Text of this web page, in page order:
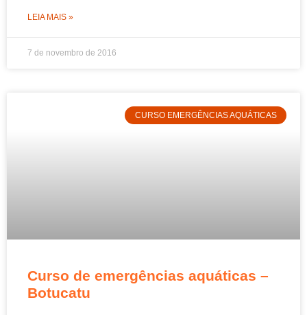
LEIA MAIS »
7 de novembro de 2016
CURSO EMERGÊNCIAS AQUÁTICAS
Curso de emergências aquáticas –
Botucatu